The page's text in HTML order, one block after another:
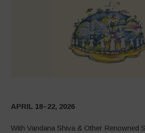
APRIL 18–22, 2026
With Vandana Shiva & Other Renowned